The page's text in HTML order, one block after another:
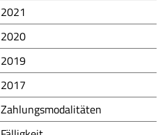
2021
2020
2019
2017
Zahlungsmodalitäten